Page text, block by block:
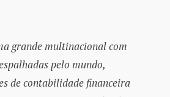
grande multinacional com
pelo mundo,
de contabilidade financeira